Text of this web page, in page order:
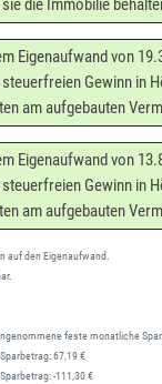
die Immobilie
Eigenaufwand von
Gewinn in
am aufgebauten
Eigenaufwand von
Gewinn in
am aufgebauten
auf den Eigenaufwand.
feste monatliche
67,19 €
-111,30 €